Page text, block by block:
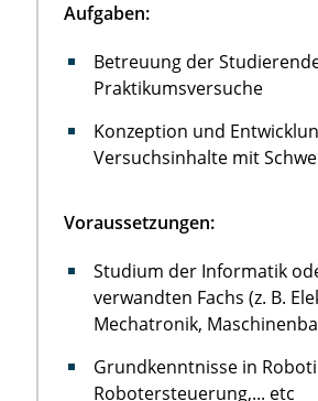
Aufgaben:
Betreuung der
Praktikumsversuche
Konzeption und
Versuchsinhalte mit
Voraussetzungen:
Studium der Informatik
verwandten Fachs (z. B.
Mechatronik,
Grundkenntnisse in
Robotersteuerung,... etc